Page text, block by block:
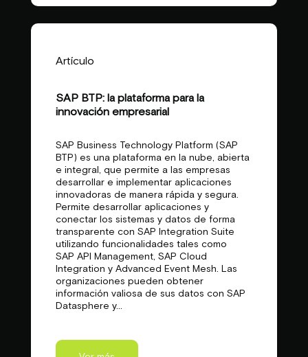
Artículo
SAP BTP: la plataforma para la
innovación empresarial
SAP Business Technology Platform (SAP
BTP) es una plataforma en la nube, abierta
e integral, que permite a las empresas
desarrollar e implementar aplicaciones
innovadoras de manera rápida y segura.
Permite desarrollar aplicaciones y
conectar los sistemas y datos de forma
transparente con SAP Integration Suite
utilizando funcionalidades tales como
SAP API Management, SAP Cloud
Integration y Advanced Event Mesh. Las
organizaciones pueden obtener
información valiosa de sus datos con SAP
Datasphere y...